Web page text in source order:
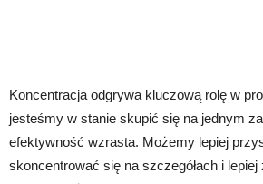
Koncentracja odgrywa kluczową rolę w
jesteśmy w stanie skupić się na jednym
efektywność wzrasta. Możemy lepiej
skoncentrować się na szczegółach i lepiej